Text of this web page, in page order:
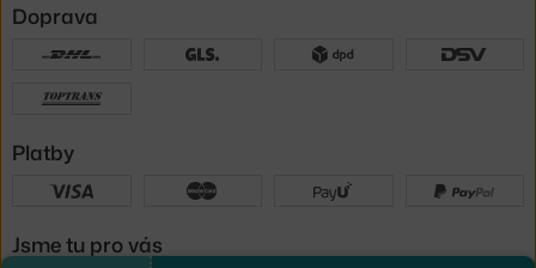
Doprava
Platby
Jsme tu pro vás